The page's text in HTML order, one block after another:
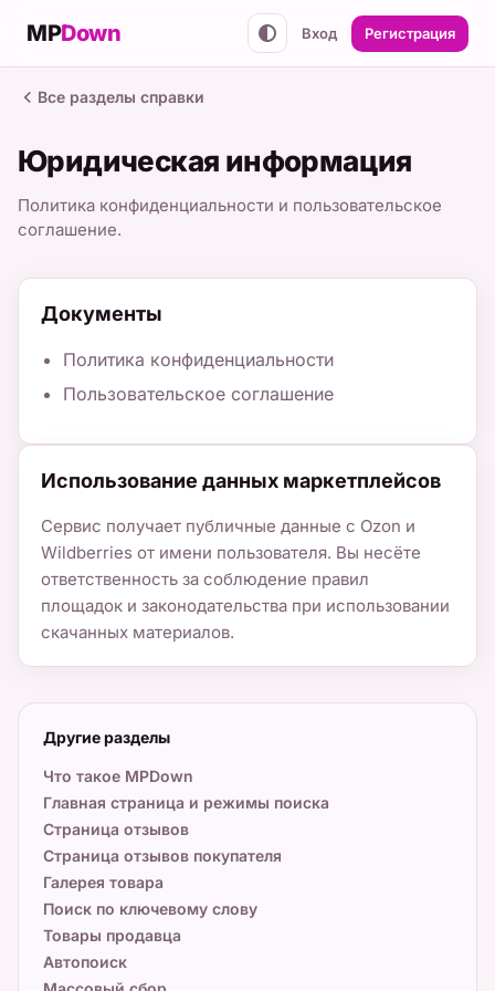
MPDown Вход Регистрация
Все разделы справки
Юридическая информация
Политика конфиденциальности и пользовательское
соглашение.
Документы
Политика конфиденциальности
Пользовательское соглашение
Использование данных маркетплейсов
Сервис получает публичные данные с Ozon и
Wildberries от имени пользователя. Вы несёте
ответственность за соблюдение правил
площадок и законодательства при использовании
скачанных материалов.
Другие разделы
Что такое MPDown
Главная страница и режимы поиска
Страница отзывов
Страница отзывов покупателя
Галерея товара
Поиск по ключевому слову
Товары продавца
Автопоиск